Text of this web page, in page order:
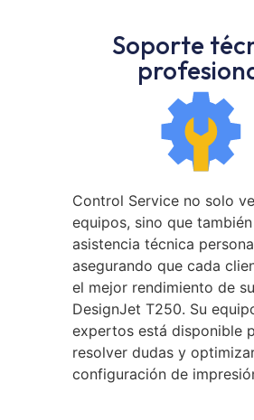
Soporte
Control Service no solo
equipos, sino que
asistencia técnica
asegurando que cada
el mejor rendimiento de
DesignJet T250. Su
expertos está disponible
resolver dudas y
configuración de